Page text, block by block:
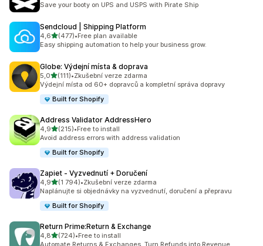
Save your booty on UPS and USPS with Pirate Ship
Sendcloud | Shipping Platform
4,6z 5 hvězd
(477)
Celkový počet recenzí: 477
•Free plan available
Easy shipping automation to help your business grow.
Globe: Výdejní místa & doprava
5,0z 5 hvězd
(111)
Celkový počet recenzí: 111
•Zkušební verze zdarma
Výdejní místa od 60+ dopravců a kompletní správa dopravy
Built for Shopify
Address Validator AddressHero
4,9z 5 hvězd
(215)
Celkový počet recenzí: 215
•Free to install
Avoid address errors with address validation
Built for Shopify
Zapiet ‑ Vyzvednutí + Doručení
4,9z 5 hvězd
(1 794)
Celkový počet recenzí: 1794
•Zkušební verze zdarma
Naplánujte si objednávky na vyzvednutí, doručení a přepravu
Built for Shopify
Return Prime:Return & Exchange
4,8z 5 hvězd
(724)
Celkový počet recenzí: 724
•Free to install
Automate Returns & Exchanges. Turn Refunds into Revenue